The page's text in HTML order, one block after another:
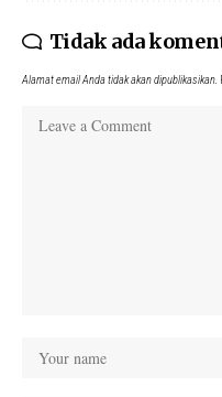
Tidak ada
Alamat email Anda tidak akan dipublikasikan.